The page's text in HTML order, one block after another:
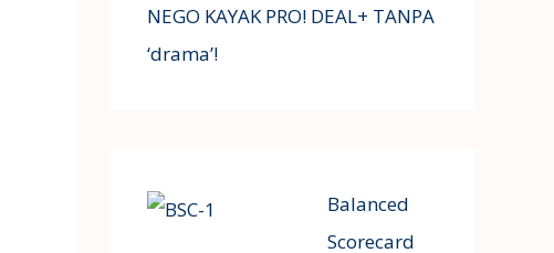
NEGO KAYAK PRO! DEAL+ TANPA
‘drama’!
Balanced
Scorecard